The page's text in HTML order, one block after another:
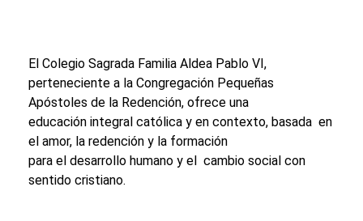
El Colegio Sagrada Familia Aldea Pablo VI,
perteneciente a la Congregación Pequeñas
Apóstoles de la Redención, ofrece una
educación integral católica y en contexto, basada en
el amor, la redención y la formación
para el desarrollo humano y el cambio social con
sentido cristiano.